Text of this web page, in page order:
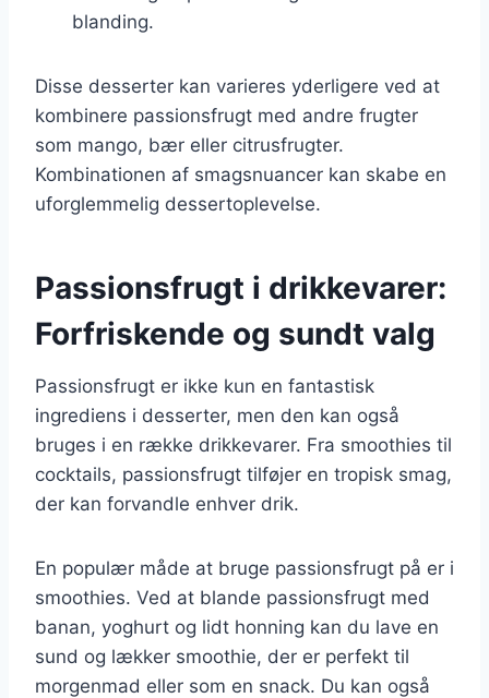
blanding.
Disse desserter kan varieres yderligere ved at
kombinere passionsfrugt med andre frugter
som mango, bær eller citrusfrugter.
Kombinationen af smagsnuancer kan skabe en
uforglemmelig dessertoplevelse.
Passionsfrugt i drikkevarer:
Forfriskende og sundt valg
Passionsfrugt er ikke kun en fantastisk
ingrediens i desserter, men den kan også
bruges i en række drikkevarer. Fra smoothies til
cocktails, passionsfrugt tilføjer en tropisk smag,
der kan forvandle enhver drik.
En populær måde at bruge passionsfrugt på er i
smoothies. Ved at blande passionsfrugt med
banan, yoghurt og lidt honning kan du lave en
sund og lækker smoothie, der er perfekt til
morgenmad eller som en snack. Du kan også